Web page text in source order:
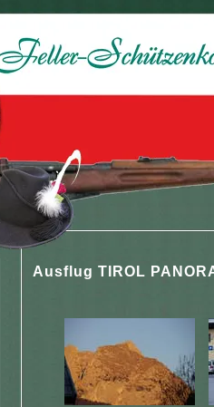
Ausflug TIROL